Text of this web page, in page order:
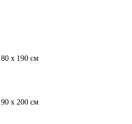
80 x 190 см
90 x 200 см